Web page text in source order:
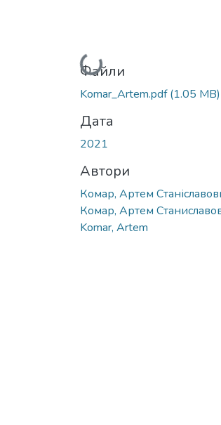
Вантажиться...
Файли
Komar_Artem.pdf(1.05 MB)
Дата
2021
Автори
Комар, Артем
Комар, Артем
Komar, Artem